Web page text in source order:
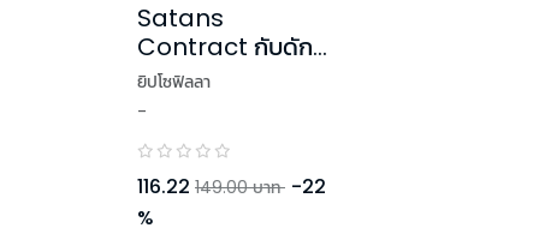
Satans
Contract กับดัก
รัก ขโมยหัวใจ
ยิปโซฟิลลา
-
116.22 149.00 บาท -22
%